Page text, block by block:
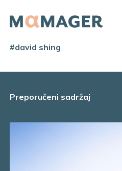
#david shing
Preporučeni sadržaj